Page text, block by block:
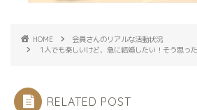
HOME
会員さんのリアルな活動状況
1人でも楽しいけど、急に結婚したい！そう思っ
RELATED POST